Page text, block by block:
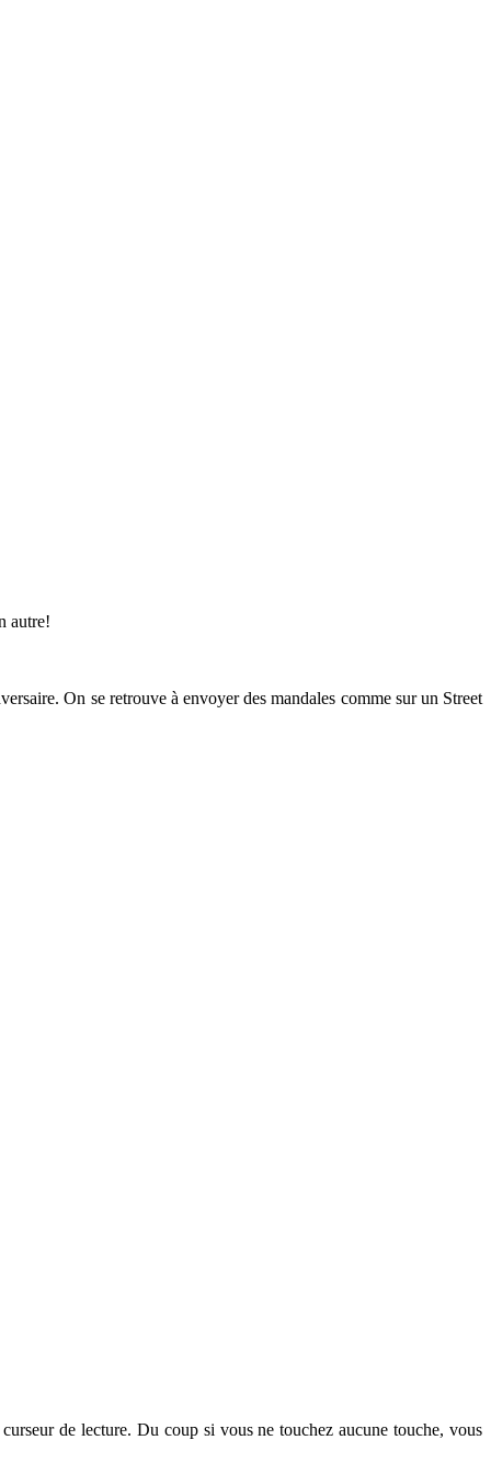
autre!
On se retrouve à envoyer des mandales comme sur un Street
de lecture. Du coup si vous ne touchez aucune touche, vous